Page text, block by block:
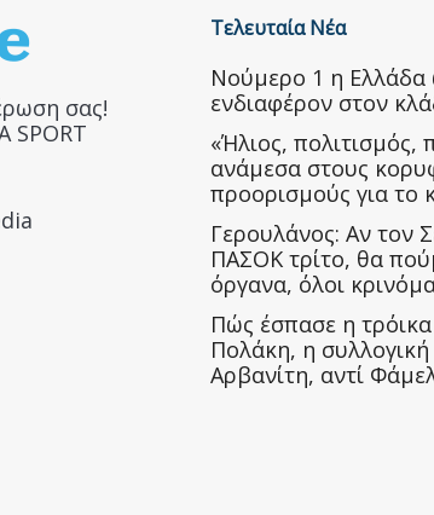
σας!
SPORT
Τελευταία Νέα
Nούμερο 1 η Ελλάδα
ενδιαφέρον στον
«Ήλιος, πολιτισμός,
ανάμεσα στους
προορισμούς για το
Γερουλάνος: Αν τον
ΠΑΣΟΚ τρίτο, θα
όργανα, όλοι
Πώς έσπασε η
Πολάκη, η συλλογική
Αρβανίτη, αντί